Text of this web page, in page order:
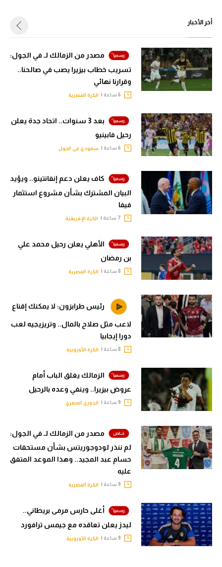
أخر الأخبار
مصدر من الزمالك لـ في الجول:
تسريب خطاب بيزيرا يصب في صالحنا..
وقرارنا نهائي
الكرة المصرية
بعد 3 سنوات.. اتحاد جدة يعلن
رحيل فابينيو
سعودي في الجول
كاف يعلن دعم إنفانتينو.. ويؤيد
البيان المشترك بشأن مشروع استثمار
فيفا
الكرة الإفريقية
الأهلي يعلن رحيل محمد علي
بن رمضان
الكرة المصرية
رئيس طرابزون: لا يمكنك إقناع
لاعب مثل صلاح بالمال.. وتريزيجيه لعب
دورا إيجابيا
الكرة الأوروبية
الزمالك يغلق الباب أمام
عروض بيزيرا.. وينفي وعده بالرحيل
الدوري المصري
مصدر من الزمالك لـ في الجول:
لم ننذر لودوجوريتس بشأن مستحقات
حسام عبد المجيد.. وهذا الموعد المتفق
عليه
الكرة المصرية
أغلى حارس مرمى بريطاني..
ليدز يعلن تعاقده مع جيمس ترافورد
الكرة الأوروبية